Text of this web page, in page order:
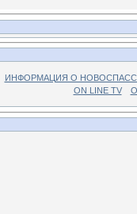
ИНФОРМАЦИЯ О
ON LINE TV